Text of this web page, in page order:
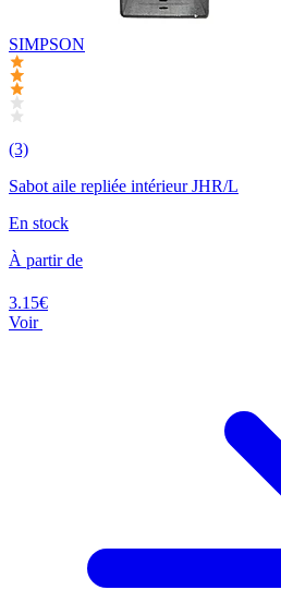
SIMPSON
(3)
Sabot aile repliée intérieur JHR/L
En stock
À partir de
3.15€
Voir